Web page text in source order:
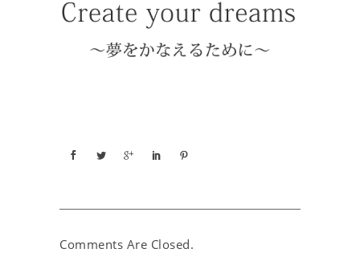
Comments Are Closed.